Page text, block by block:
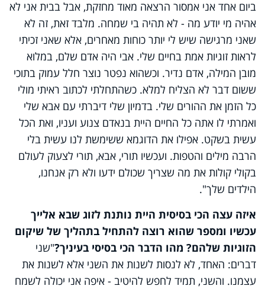
ביום אחד אני אמסור הרצאה מאוד מחזקת, אבל בבית אני לא
אהיה מי יודע מה - לא תהיה בי שמחה. מלבד זאת, זה לא
שאני מרגישה שיש לי יותר כוחות מאחרים, אלא שאני זכיתי
לראות זוגיות אמת בחיים שלי. אבי היה אדם שלם, במלוא
מובן המילה, אדם נדיר. וכשהוא נפטר נוצר חלל עמוק בתוכי
ששום דבר לא הצליח למלא. כשהתחלתי לכתוב ראיתי מולי
כל הזמן את ההורים שלי. בדמיון שלי דיברתי עם אבא שלי
ואמרתי לו אתה כל החיים היית בנאדם צנוע ועניו, ואת הכל
עשית בשקט. אפילו את הדוגמא ששימשת לנו עשית בלי
הרבה מילים והטפות. ועכשיו תורי, אבא, תורי לצעוק לעולם
בקולי קולות את מה שצריך שכולם ידעו ולא רק אנחנו,
הילדים שלך".
איזה עצה הכי בסיסית היית נותנת לזוג שבא אלייך
עכשיו ומספר שהוא רוצה להתחיל בתהליך של שיקום
הזוגיות שלהם? מהו הדבר הכי בסיסי בעיניך?"שני
דברים: האחד, לא לנסות לשנות את השני אלא לשנות את
עצמנו. והשני, תמיד לחפש להיטיב - איפה אני יכולה לשמח